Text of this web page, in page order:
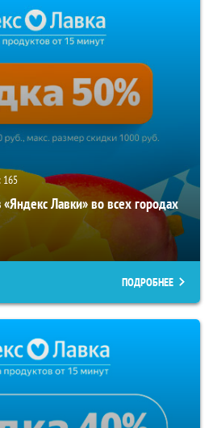
165
Лавки» во всех городах
ПОДРОБНЕЕ